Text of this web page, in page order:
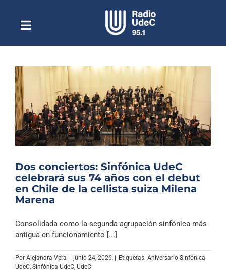
contenidoToggle
NavigationEscuchar Radio UdeC en vivo
Quiénes Somos
Programación
Podcast
Noticias
Columnas
Música Clásica
Archivo Sonoro
Dos conciertos: Sinfónica UdeC
celebrará sus 74 años con el debut
en Chile de la cellista suiza Milena
Marena
Consolidada como la segunda agrupación sinfónica más
antigua en funcionamiento [...]
Por Alejandra Vera | junio 24, 2026 | Etiquetas: Aniversario Sinfónica
UdeC Sinfónica UdeC UdeC